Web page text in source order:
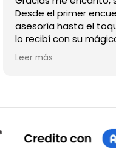
Desde el primer
asesoría hasta el
lo recibí con su
Wow.💖
Leer más